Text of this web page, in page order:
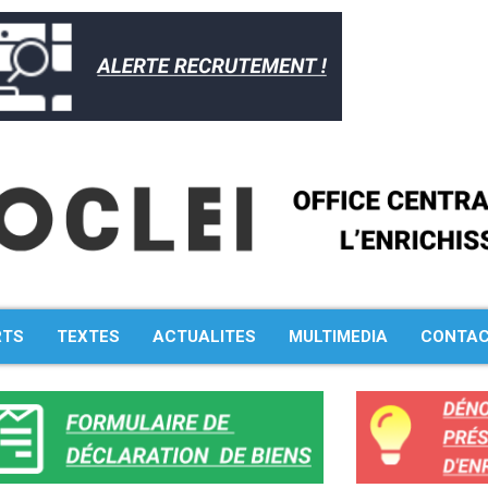
TEXTES ACTUALITES MULTIMEDIA